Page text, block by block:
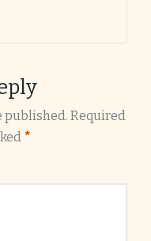
published. Required
*